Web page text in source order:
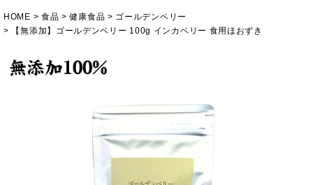
HOME 食品 健康食品
ゴールデンベリー
【無添加】ゴールデンベリー 100g インカベリー 食用ほおずき